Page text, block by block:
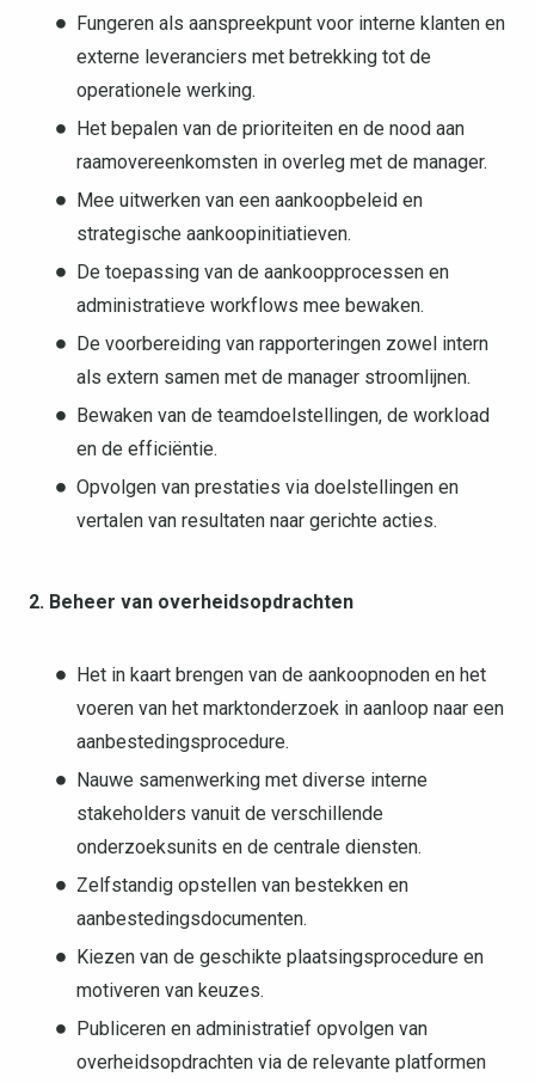
Fungeren als aanspreekpunt voor interne klanten en
externe leveranciers met betrekking tot de
operationele werking.
Het bepalen van de prioriteiten en de nood aan
raamovereenkomsten in overleg met de manager.
Mee uitwerken van een aankoopbeleid en
strategische aankoopinitiatieven.
De toepassing van de aankoopprocessen en
administratieve workflows mee bewaken.
De voorbereiding van rapporteringen zowel intern
als extern samen met de manager stroomlijnen.
Bewaken van de teamdoelstellingen, de workload
en de efficiëntie.
Opvolgen van prestaties via doelstellingen en
vertalen van resultaten naar gerichte acties.
2. Beheer van overheidsopdrachten
Het in kaart brengen van de aankoopnoden en het
voeren van het marktonderzoek in aanloop naar een
aanbestedingsprocedure.
Nauwe samenwerking met diverse interne
stakeholders vanuit de verschillende
onderzoeksunits en de centrale diensten.
Zelfstandig opstellen van bestekken en
aanbestedingsdocumenten.
Kiezen van de geschikte plaatsingsprocedure en
motiveren van keuzes.
Publiceren en administratief opvolgen van
overheidsopdrachten via de relevante platformen